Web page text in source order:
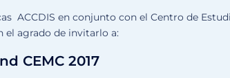
ACCDIS en conjunto con el Centro de
el agrado de invitarlo a:
CEMC 2017